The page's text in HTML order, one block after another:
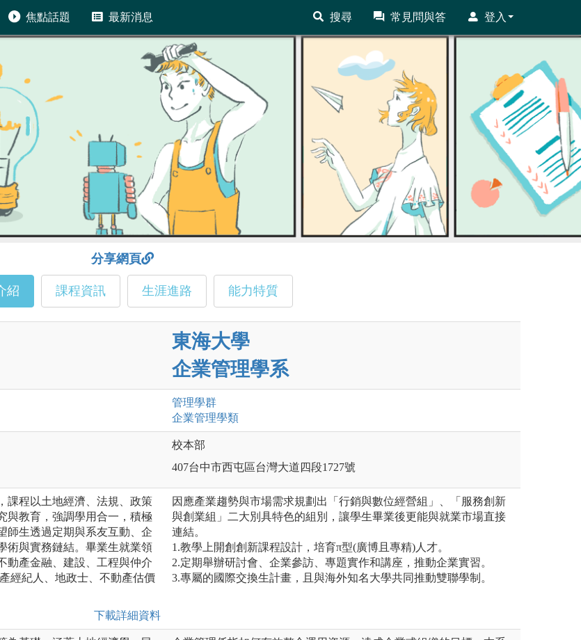
焦點話題 最新消息 搜尋 常見問與答 登入
分享網頁
紹 課程資訊 生涯進路 能力特質
東海大學
企業管理學系
管理學群
企業管理學類
校本部
407台中市西屯區台灣大道四段1727號
課程以土地經濟、法規、政策
與教育，強調學用合一，積極
師生透過定期與系友互動、企
術與實務鏈結。畢業生就業領
動產金融、建設、工程與仲介
經紀人、地政士、不動產估價
下載詳細資料
因應產業趨勢與市場需求規劃出「行銷與數位經營組」、「服務創新
與創業組」二大別具特色的組別，讓學生畢業後更能與就業市場直接
連結。
1.教學上開創創新課程設計，培育π型(廣博且專精)人才。
2.定期舉辦研討會、企業參訪、專題實作和講座，推動企業實習。
3.專屬的國際交換生計畫，且與海外知名大學共同推動雙聯學制。